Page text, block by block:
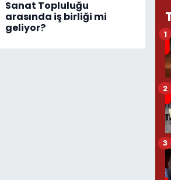
Sanat Topluluğu
arasında iş birliği mi
geliyor?
1
2
3